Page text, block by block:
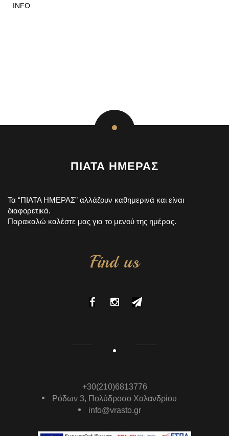
INFO
ΠΙΑΤΑ ΗΜΕΡΑΣ
Τα “ΠΙΑΤΑ ΗΜΕΡΑΣ” αλλάζουν καθημερινά και είναι
διαφορετικά.
Παρακαλώ καλέστε μας για το μενού της ημέρας.
Find us
+30(210)6813776
Ρόδων 3, Πολύδροσο Χαλανδρίου
info@vrasto.gr